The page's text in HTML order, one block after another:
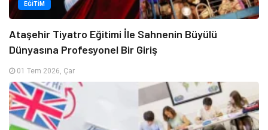
EĞITIM
Ataşehir Tiyatro Eğitimi İle Sahnenin Büyülü
Dünyasına Profesyonel Bir Giriş
01 Tem 2026, Çar